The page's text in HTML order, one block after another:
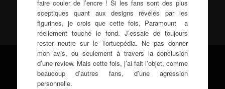
faire couler de l’encre ! Si les fans sont des plus
sceptiques quant aux designs révélés par les
figurines, je crois que cette fois, Paramount a
réellement touché le fond. J’essaie de toujours
rester neutre sur le Tortuepédia. Ne pas donner
mon avis, ou seulement à travers la conclusion
d’une review. Mais cette fois, j’ai fait l’objet, comme
beaucoup d’autres fans, d’une agression
personnelle.